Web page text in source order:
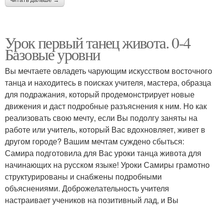
Урок первый танец живота. 0-4
Базовые уровни
Вы мечтаете овладеть чарующим искусством восточного
танца и находитесь в поисках учителя, мастера, образца
для подражания, который продемонстрирует новые
движения и даст подробные разъяснения к ним. Но как
реализовать свою мечту, если Вы подолгу заняты на
работе или учитель, который Вас вдохновляет, живет в
другом городе? Вашим мечтам суждено сбыться:
Самира подготовила для Вас уроки танца живота для
начинающих на русском языке! Уроки Самиры грамотно
структурированы и снабжены подробными
объяснениями. Доброжелательность учителя
настраивает учеников на позитивный лад, и Вы